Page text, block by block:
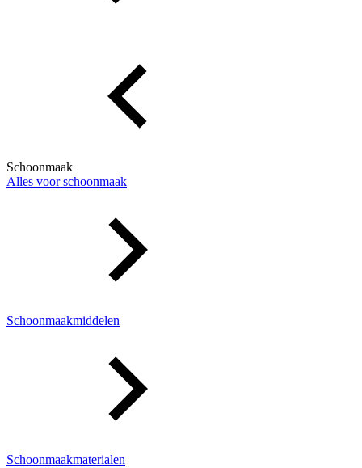
Schoonmaak
Alles voor schoonmaak
Schoonmaakmiddelen
Schoonmaakmaterialen